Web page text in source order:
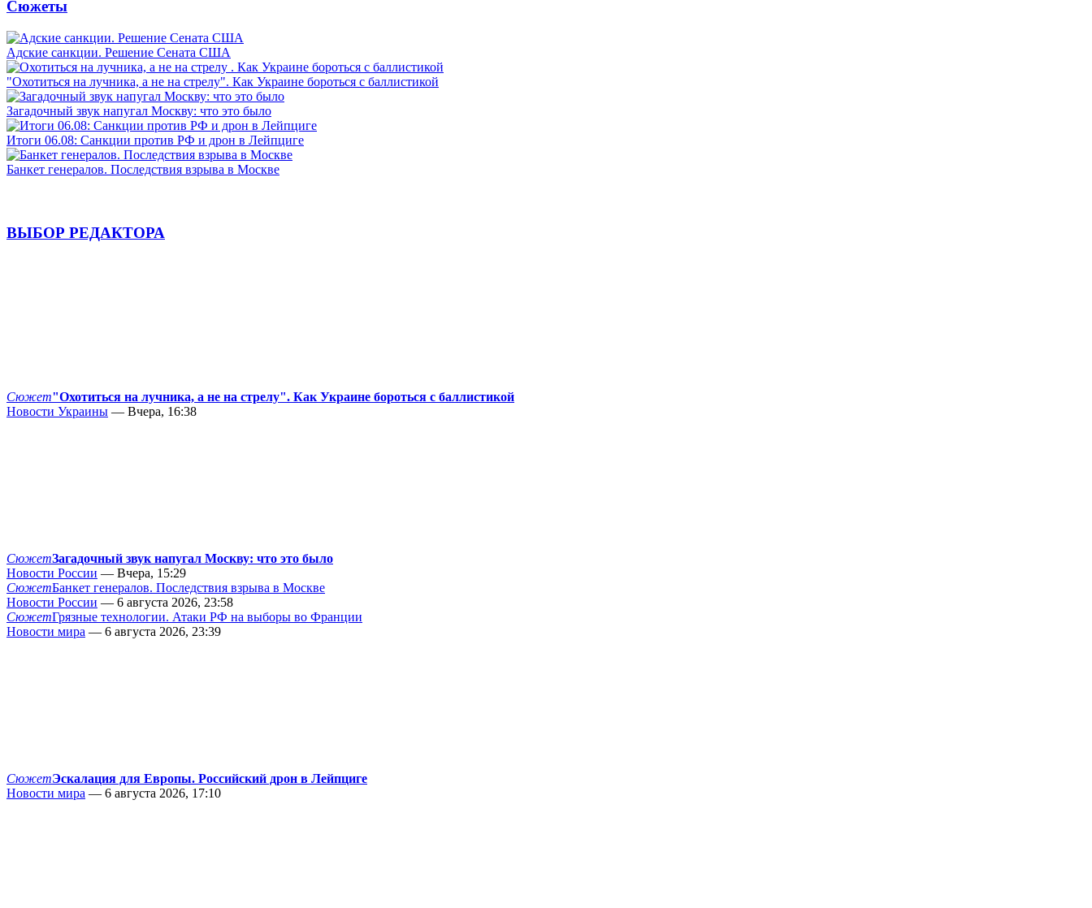
Сюжеты
Адские санкции. Решение Сената США
"Охотиться на лучника, а не на стрелу". Как Украине бороться с баллистикой
Загадочный звук напугал Москву: что это было
Итоги 06.08: Санкции против РФ и дрон в Лейпциге
Банкет генералов. Последствия взрыва в Москве
ВЫБОР РЕДАКТОРА
Сюжет"Охотиться на лучника, а не на стрелу". Как Украине бороться с баллистикой
Новости Украины — Вчера, 16:38
СюжетЗагадочный звук напугал Москву: что это было
Новости России — Вчера, 15:29
СюжетБанкет генералов. Последствия взрыва в Москве
Новости России — 6 августа 2026, 23:58
СюжетГрязные технологии. Атаки РФ на выборы во Франции
Новости мира — 6 августа 2026, 23:39
СюжетЭскалация для Европы. Российский дрон в Лейпциге
Новости мира — 6 августа 2026, 17:10